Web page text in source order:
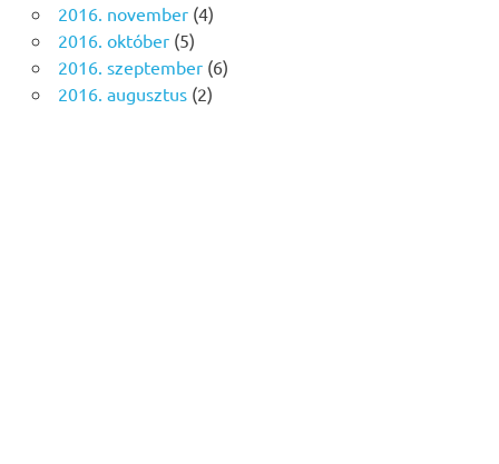
2016. november(4)
2016. október(5)
2016. szeptember(6)
2016. augusztus(2)